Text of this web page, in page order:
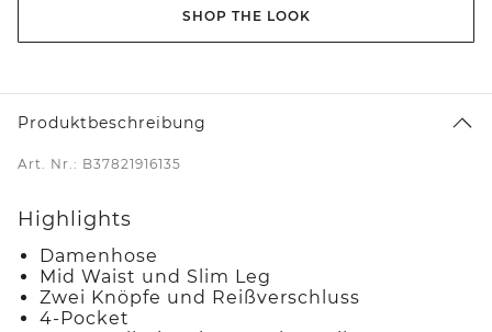
SHOP THE LOOK
Produktbeschreibung
Art. Nr.: B37821916135
Highlights
Damenhose
Mid Waist und Slim Leg
Zwei Knöpfe und Reißverschluss
4-Pocket